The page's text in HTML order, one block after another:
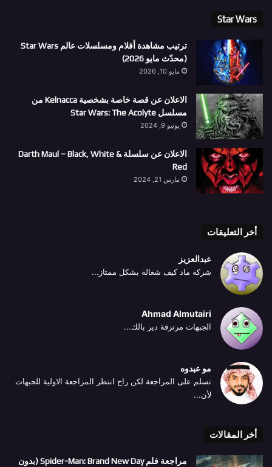
Star Wars
ترتيب مشاهدة أفلام ومسلسلات عالم Star Wars
(محدّث مايو 2026)
مايو 10, 2026
الاعلان عن قصة خاصة بشخصية Kelnacca من
مسلسل Star Wars: The Acolyte
يونيو 9, 2024
الاعلان عن سلسلة Darth Maul – Black, White &
Red
مارس 21, 2024
أخر التعليقات
عبدالعزيز
شركة ماد كيف شغالة بشكل ممتاز...
Ahmad Almutairi
الجبهات مرتزقة دير بالك...
مو عبدوه
تسلم على المراجعة لكن راح انتظر المراجعة الاولية للجبهات
لأن...
أخر المقالات
مراجعة فلم Spider-Man: Brand New Day (بدون